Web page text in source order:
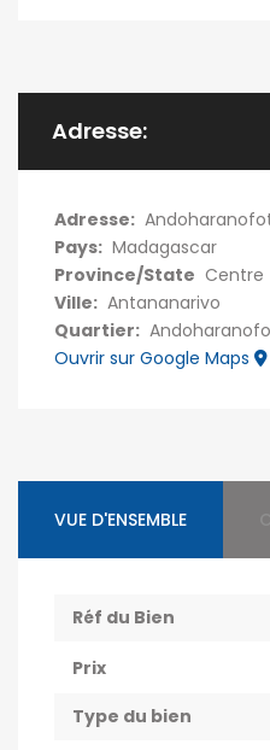
Adresse:
Adresse:
Pays: Madagascar
Province/State Centre
Ville: Antananarivo
Quartier:
Ouvrir sur Google Maps
VUE D'ENSEMBLE
Réf du Bien
Prix
Type du bien